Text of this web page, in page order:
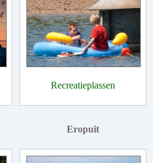
Recreatieplassen
Eropuit